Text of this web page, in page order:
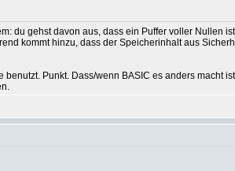
du gehst davon aus, dass ein Puffer voller Nullen
kommt hinzu, dass der Speicherinhalt aus
Punkt. Dass/wenn BASIC es anders macht